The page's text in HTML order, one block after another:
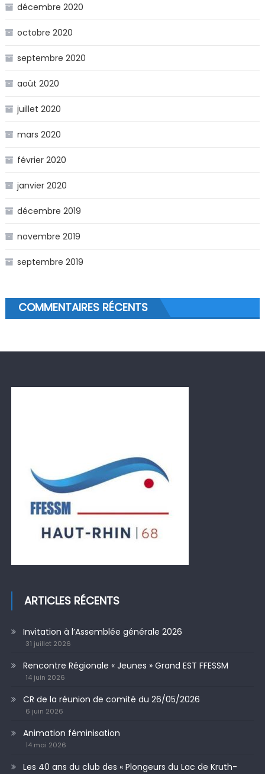
décembre 2020
octobre 2020
septembre 2020
août 2020
juillet 2020
mars 2020
février 2020
janvier 2020
décembre 2019
novembre 2019
septembre 2019
COMMENTAIRES RÉCENTS
ARTICLES RÉCENTS
Invitation à l’Assemblée générale 2026
31 juillet 2026
Rencontre Régionale « Jeunes » Grand EST FFESSM
14 juin 2026
CR de la réunion de comité du 26/05/2026
6 juin 2026
Animation féminisation
14 mai 2026
Les 40 ans du club des « Plongeurs du Lac de Kruth-